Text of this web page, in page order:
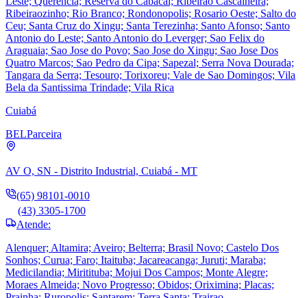
Ribeiraozinho; Rio Branco; Rondonopolis; Rosario Oeste; Salto do
Ceu; Santa Cruz do Xingu; Santa Terezinha; Santo Afonso; Santo
Antonio do Leste; Santo Antonio do Leverger; Sao Felix do
Araguaia; Sao Jose do Povo; Sao Jose do Xingu; Sao Jose Dos
Quatro Marcos; Sao Pedro da Cipa; Sapezal; Serra Nova Dourada;
Tangara da Serra; Tesouro; Torixoreu; Vale de Sao Domingos; Vila
Bela da Santissima Trindade; Vila Rica
Cuiabá
BELParceira
AV O, SN - Distrito Industrial, Cuiabá - MT
(65) 98101-0010
(43) 3305-1700
Atende:
Alenquer; Altamira; Aveiro; Belterra; Brasil Novo; Castelo Dos
Sonhos; Curua; Faro; Itaituba; Jacareacanga; Juruti; Maraba;
Medicilandia; Miritituba; Mojui Dos Campos; Monte Alegre;
Moraes Almeida; Novo Progresso; Obidos; Oriximina; Placas;